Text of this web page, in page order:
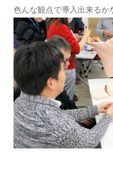
色んな観点で導入出来るか